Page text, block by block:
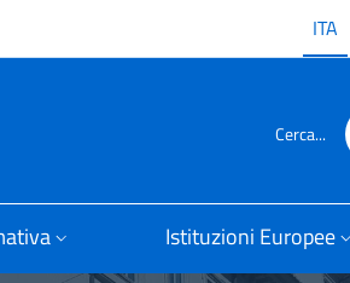
ITA
Cerca...
Istituzioni Europee